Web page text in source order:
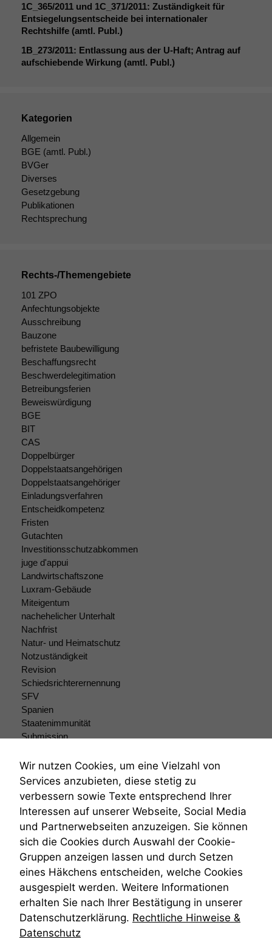
1C_365/2011 und 1C_371/2011: Zuständigkeit für
Entsiegelungsentscheide bei internationaler
Rechtshilfe (amtl. Publ.)
1B_273/2011: Entlassung aus der U‑Haft; Antrag auf
aufschiebende Wirkung (amtl. Publ.)
Kategorien
Allgemein
BGE (amtl. Publ.)
BVGer
Diverses
Gesetzgebung
Publikationen
Rechtsprechung
Rechts-/Themengebiete
101 ZPO
Anfechtungsobjekte
Ausschreibung
Bauzone
befristete Baubewilligung
Beschaffungsrecht
Beschwerdelegitimation
Betreibungsferien
Beweiswürdigung
BGE
BIT
CAS
Doppelbürger
Doppelstaatsangehörigen
Doppelstaatsangehöriger
Einladungsverfahren
Entscheidkompetenz
Fristen
Gutachten
Investitionsschutzabkommen
juge d'appui
Landwirtschaftszone
Luxram-Gebäude
Miteigentum
nachehelicher Unterhalt
Nachfrist
Natur- und Heimatschutz
Notzuständigkeit
Revision
Schiedsrichterernennung
SFV
Spanien
Staatenimmunität
Submission
Teilungsklage
Venezuela
VRK
Wiederherstellungsanordnung
Zivilprozessordnung
ZPO
Zustellfiktion
Zuständigkeit
Öffentliches Personalrecht
Öffentlichkeitsprinzip
Wir nutzen Cookies, um eine Vielzahl von
Services anzubieten, diese stetig zu
verbessern sowie Texte entsprechend Ihrer
Interessen auf unserer Webseite, Social Media
und Partnerwebseiten anzuzeigen. Sie können
sich die Cookies durch Auswahl der Cookie-
Gruppen anzeigen lassen und durch Setzen
eines Häkchens entscheiden, welche Cookies
ausgespielt werden. Weitere Informationen
erhalten Sie nach Ihrer Bestätigung in unserer
Datenschutzerklärung. Rechtliche Hinweise &
Datenschutz
Website
korrekt
werden kann.